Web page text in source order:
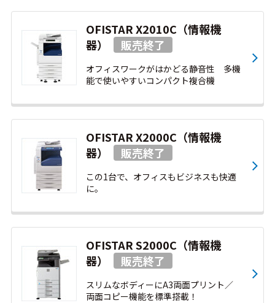
OFISTAR X2010C（情報機
器）
オフィスワークがはかどる静音性 多機
能で使いやすいコンパクト複合機
OFISTAR X2000C（情報機
器）
この1台で、オフィスもビジネスも快適
に。
OFISTAR S2000C（情報機
器）
スリムなボディーにA3両面プリント／
両面コピー機能を標準搭載！